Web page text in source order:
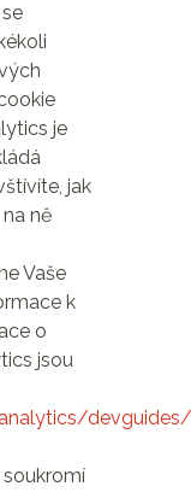
je
jak
ně
Vaše
k
o
jsou